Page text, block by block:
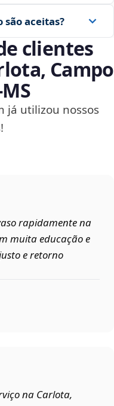
aceitas?
clientes
Campo
já utilizou nossos
rapidamente na
muita educação e
e retorno
na Carlota,